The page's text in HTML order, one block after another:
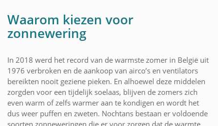
Waarom kiezen voor
zonnewering
In 2018 werd het record van de warmste zomer in België uit
1976 verbroken en de aankoop van airco’s en ventilators
bereikten nooit geziene pieken. En alhoewel deze middelen
zorgden voor een tijdelijk soelaas, blijven de zomers zich
even warm of zelfs warmer aan te kondigen en wordt het
dus weer puffen en zweten. Nochtans bestaan er voldoende